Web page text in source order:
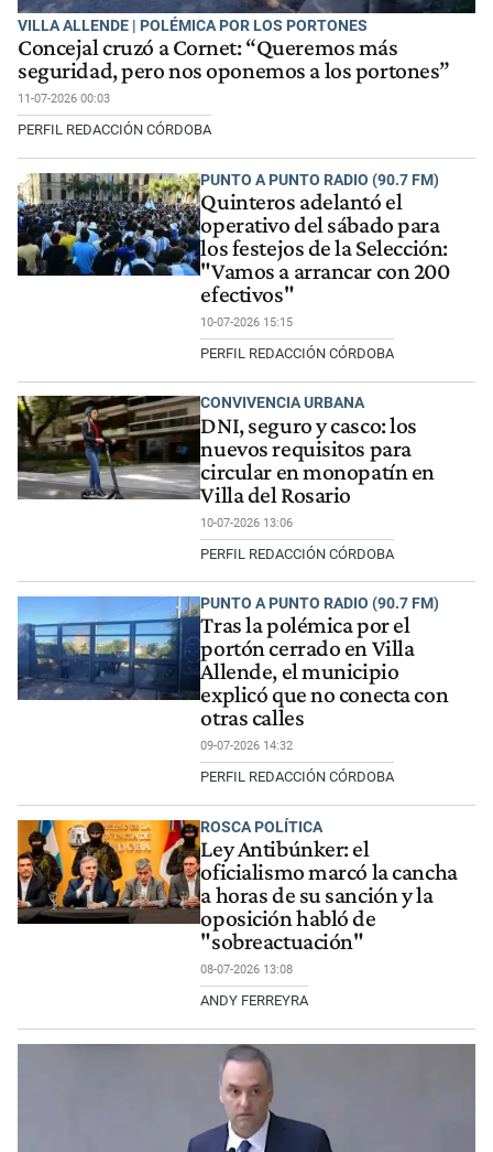
VILLA ALLENDE | POLÉMICA POR LOS PORTONES
Concejal cruzó a Cornet: “Queremos más
seguridad, pero nos oponemos a los portones”
11-07-2026 00:03
PERFIL REDACCIÓN CÓRDOBA
PUNTO A PUNTO RADIO (90.7 FM)
Quinteros adelantó el
operativo del sábado para
los festejos de la Selección:
"Vamos a arrancar con 200
efectivos"
10-07-2026 15:15
PERFIL REDACCIÓN CÓRDOBA
CONVIVENCIA URBANA
DNI, seguro y casco: los
nuevos requisitos para
circular en monopatín en
Villa del Rosario
10-07-2026 13:06
PERFIL REDACCIÓN CÓRDOBA
PUNTO A PUNTO RADIO (90.7 FM)
Tras la polémica por el
portón cerrado en Villa
Allende, el municipio
explicó que no conecta con
otras calles
09-07-2026 14:32
PERFIL REDACCIÓN CÓRDOBA
ROSCA POLÍTICA
Ley Antibúnker: el
oficialismo marcó la cancha
a horas de su sanción y la
oposición habló de
"sobreactuación"
08-07-2026 13:08
ANDY FERREYRA